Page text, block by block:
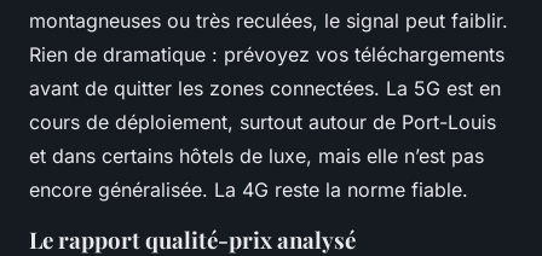
montagneuses ou très reculées, le signal peut faiblir.
Rien de dramatique : prévoyez vos téléchargements
avant de quitter les zones connectées. La 5G est en
cours de déploiement, surtout autour de Port-Louis
et dans certains hôtels de luxe, mais elle n’est pas
encore généralisée. La 4G reste la norme fiable.
Le rapport qualité-prix analysé